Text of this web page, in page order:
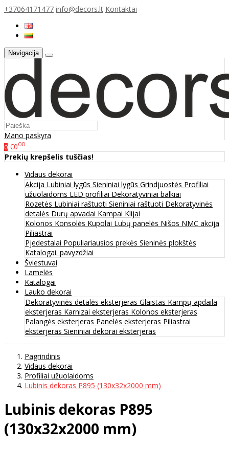
+37064171477 info@decors.lt Kontaktai
Navigacija
Mano paskyra
0 €000
Prekių krepšelis tuščias!
Vidaus dekorai
Akcija Lubiniai lygūs Sieniniai lygūs Grindjuostės Profiliai
užuolaidoms LED profiliai Dekoratyviniai balkiai
Rozetės Lubiniai raštuoti Sieniniai raštuoti Dekoratyvinės
detalės Durų apvadai Kampai Klijai
Kolonos Konsolės Kupolai Lubų panelės Nišos NMC akcija
Piliastrai
Pjedestalai Populiariausios prekės Sieninės plokštės
Katalogai. pavyzdžiai
Šviestuvai
Lamelės
Katalogai
Lauko dekorai
Dekoratyvinės detalės eksterjeras Glaistas Kampų apdaila
eksterjeras Karnizai eksterjeras Kolonos eksterjeras
Palangės eksterjeras Panelės eksterjeras Piliastrai
eksterjeras Sieniniai dekorai eksterjeras
Pagrindinis
Vidaus dekorai
Profiliai užuolaidoms
Lubinis dekoras P895 (130x32x2000 mm)
Lubinis dekoras P895
(130x32x2000 mm)